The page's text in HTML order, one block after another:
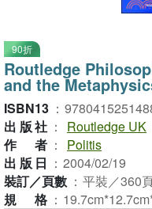
90折
Routledge
and the
ISBN13 ：
出版社 ：
Routledge UK
作者 ：
Politis
出版日 ： 2004/02/19
裝訂／頁數 ： 平裝／360
規格 ：